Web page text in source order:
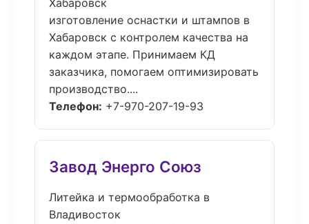
Хабаровск
изготовление оснастки и штампов в
Хабаровск с контролем качества на
каждом этапе. Принимаем КД
заказчика, помогаем оптимизировать
производство....
Телефон: +7-970-207-19-93
Завод Энерго Союз
Литейка и термообработка в
Владивосток